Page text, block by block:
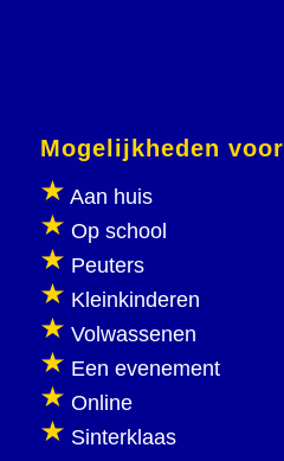
Mogelijkheden voor
Aan huis
Op school
Peuters
Kleinkinderen
Volwassenen
Een evenement
Online
Sinterklaas